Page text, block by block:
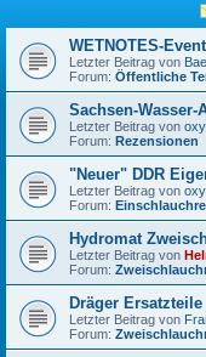
WETNOTES-
Letzter Beitrag von
Forum: Öffentliche
Sachsen-Wasser-
Letzter Beitrag von
Forum: Rezensionen
"Neuer" DDR
Letzter Beitrag von
Forum:
Hydromat
Letzter Beitrag von
Forum:
Dräger Ersatzteile
Letzter Beitrag von
Forum: